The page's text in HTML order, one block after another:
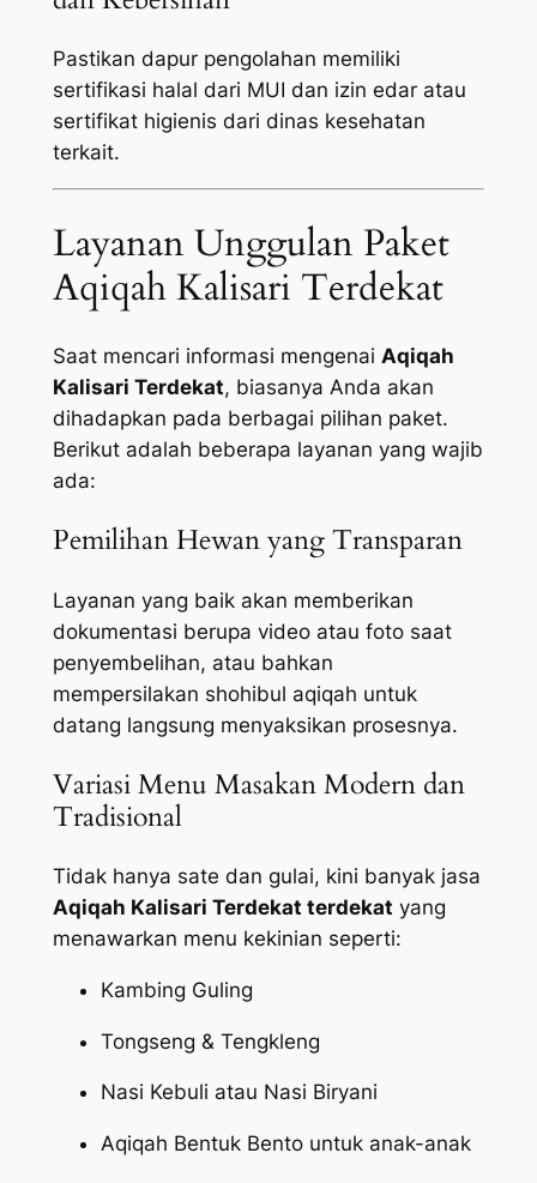
Pastikan dapur pengolahan memiliki
sertifikasi halal dari MUI dan izin edar atau
sertifikat higienis dari dinas kesehatan
terkait.
Layanan Unggulan Paket
Aqiqah Kalisari Terdekat
Saat mencari informasi mengenai Aqiqah
Kalisari Terdekat, biasanya Anda akan
dihadapkan pada berbagai pilihan paket.
Berikut adalah beberapa layanan yang wajib
ada:
Pemilihan Hewan yang Transparan
Layanan yang baik akan memberikan
dokumentasi berupa video atau foto saat
penyembelihan, atau bahkan
mempersilakan shohibul aqiqah untuk
datang langsung menyaksikan prosesnya.
Variasi Menu Masakan Modern dan
Tradisional
Tidak hanya sate dan gulai, kini banyak jasa
Aqiqah Kalisari Terdekat terdekat yang
menawarkan menu kekinian seperti:
Kambing Guling
Tongseng & Tengkleng
Nasi Kebuli atau Nasi Biryani
Aqiqah Bentuk Bento untuk anak-anak